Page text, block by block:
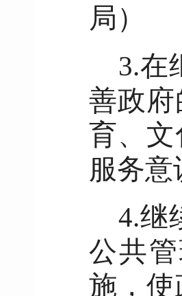
局）
3.在
善政
育、
服务
4.继
公共
施，